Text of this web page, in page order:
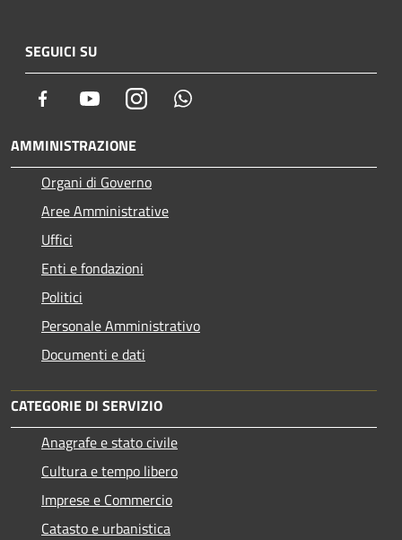
SEGUICI SU
Facebook YoutubeInstagram
AMMINISTRAZIONE
Organi di Governo
Aree Amministrative
Uffici
Enti e fondazioni
Politici
Personale Amministrativo
Documenti e dati
CATEGORIE DI SERVIZIO
Anagrafe e stato civile
Cultura e tempo libero
Imprese e Commercio
Catasto e urbanistica